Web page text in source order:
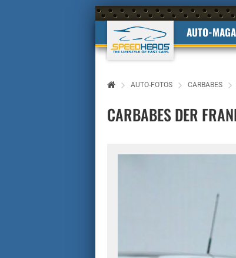
AUTO-
AUTO-FOTOS CARBABES
CARBABES DER